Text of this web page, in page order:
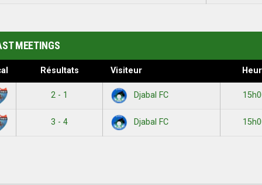
MEETINGS
Résultats Visiteur
2 - 1 Djabal FC
3 - 4 Djabal FC